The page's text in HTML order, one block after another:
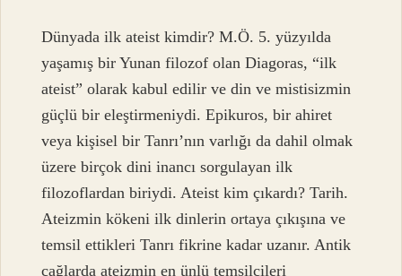
Dünyada ilk ateist kimdir? M.Ö. 5. yüzyılda
yaşamış bir Yunan filozof olan Diagoras, “ilk
ateist” olarak kabul edilir ve din ve mistisizmin
güçlü bir eleştirmeniydi. Epikuros, bir ahiret
veya kişisel bir Tanrı’nın varlığı da dahil olmak
üzere birçok dini inancı sorgulayan ilk
filozoflardan biriydi. Ateist kim çıkardı? Tarih.
Ateizmin kökeni ilk dinlerin ortaya çıkışına ve
temsil ettikleri Tanrı fikrine kadar uzanır. Antik
çağlarda ateizmin en ünlü temsilcileri